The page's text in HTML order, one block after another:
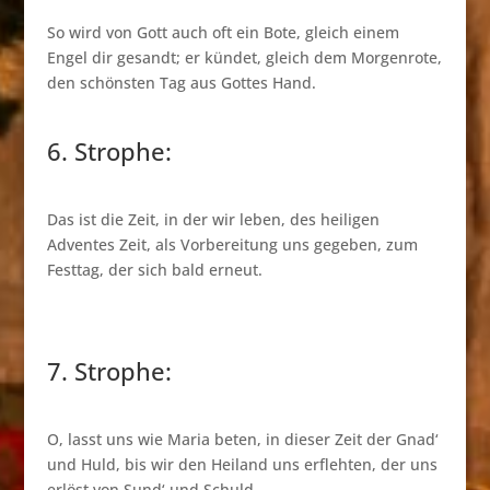
So wird von Gott auch oft ein Bote, gleich einem
Engel dir gesandt; er kündet, gleich dem Morgenrote,
den schönsten Tag aus Gottes Hand.
6. Strophe:
Das ist die Zeit, in der wir leben, des heiligen
Adventes Zeit, als Vorbereitung uns gegeben, zum
Festtag, der sich bald erneut.
7. Strophe:
O, lasst uns wie Maria beten, in dieser Zeit der Gnad‘
und Huld, bis wir den Heiland uns erflehten, der uns